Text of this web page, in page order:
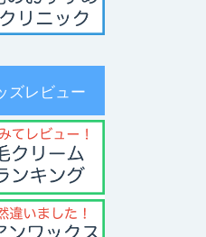
ズレビュー